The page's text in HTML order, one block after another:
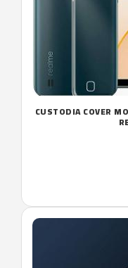
CUSTODIA COVER